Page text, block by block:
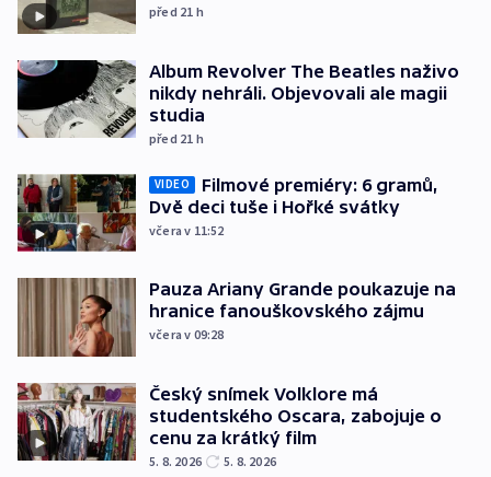
před 21 h
Album Revolver The Beatles naživo
nikdy nehráli. Objevovali ale magii
studia
před 21 h
VIDEO
Filmové premiéry: 6 gramů,
Dvě deci tuše i Hořké svátky
včera v 11:52
Pauza Ariany Grande poukazuje na
hranice fanouškovského zájmu
včera v 09:28
Český snímek Volklore má
studentského Oscara, zabojuje o
cenu za krátký film
5. 8. 2026 5. 8. 2026